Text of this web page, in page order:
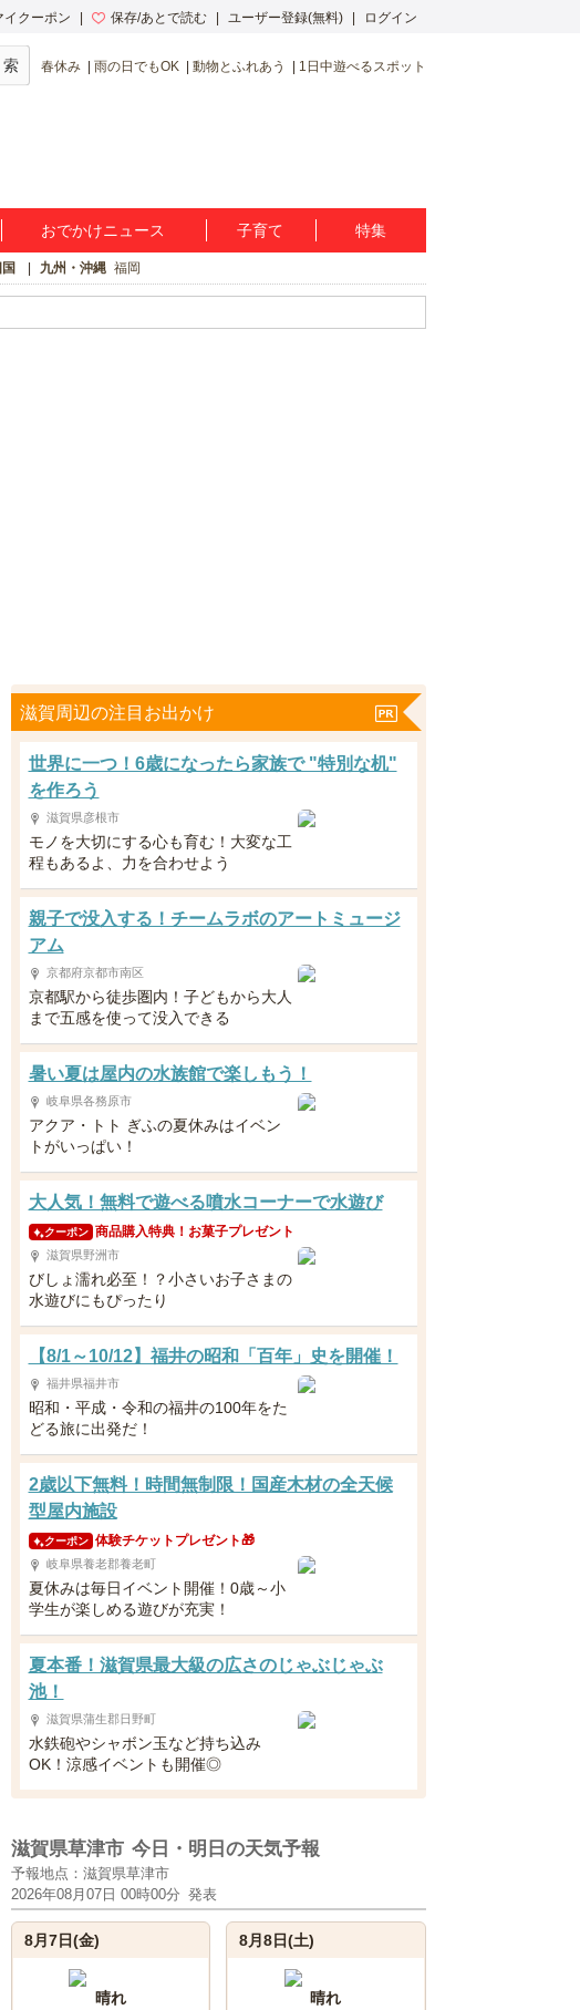
イクーポン 保存/あとで読む ユーザー登録(無料) ログイン
春休み 雨の日でもOK 動物とふれあう 1日中遊べるスポット
おでかけニュース 子育て 特集
九州・沖縄 福岡
滋賀周辺の注目お出かけ
世界に一つ！6歳になったら家族で "特別な机"
を作ろう
滋賀県彦根市
モノを大切にする心も育む！大変な工
程もあるよ、力を合わせよう
親子で没入する！チームラボのアートミュージ
アム
京都府京都市南区
京都駅から徒歩圏内！子どもから大人
まで五感を使って没入できる
暑い夏は屋内の水族館で楽しもう！
岐阜県各務原市
アクア・トト ぎふの夏休みはイベン
トがいっぱい！
大人気！無料で遊べる噴水コーナーで水遊び
クーポン 商品購入特典！お菓子プレゼント
滋賀県野洲市
びしょ濡れ必至！？小さいお子さまの
水遊びにもぴったり
【8/1～10/12】福井の昭和「百年」史を開催！
福井県福井市
昭和・平成・令和の福井の100年をた
どる旅に出発だ！
2歳以下無料！時間無制限！国産木材の全天候
型屋内施設
クーポン 体験チケットプレゼント🎁
岐阜県養老郡養老町
夏休みは毎日イベント開催！0歳～小
学生が楽しめる遊びが充実！
夏本番！滋賀県最大級の広さのじゃぶじゃぶ
池！
滋賀県蒲生郡日野町
水鉄砲やシャボン玉など持ち込み
OK！涼感イベントも開催◎
滋賀県草津市 今日・明日の天気予報
予報地点：滋賀県草津市
2026年08月07日 00時00分 発表
8月7日(金)
晴れ
8月8日(土)
晴れ